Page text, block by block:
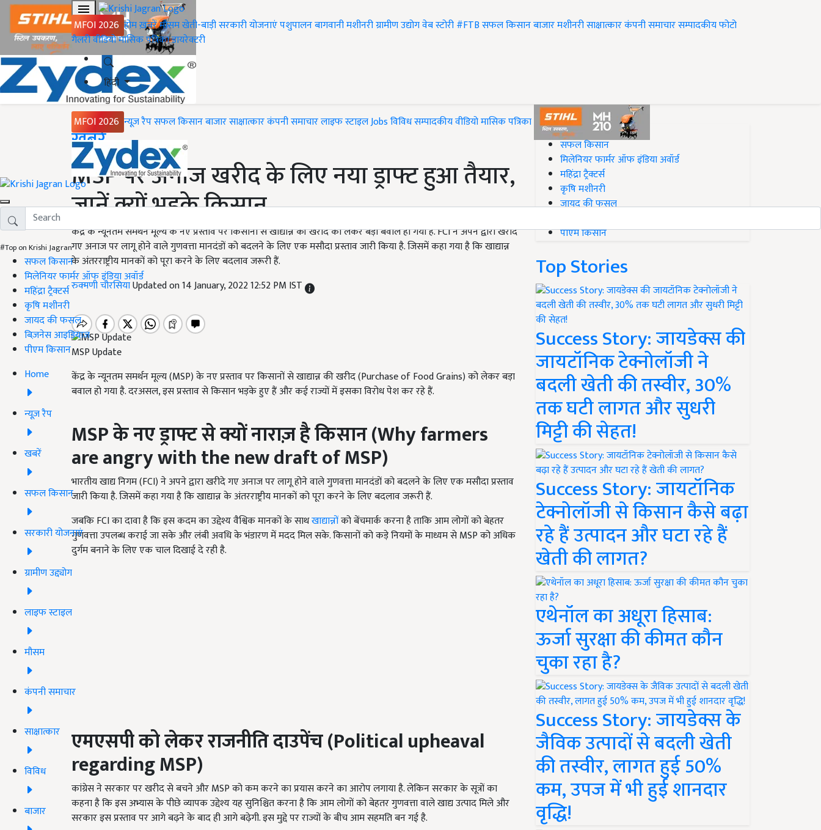
MFOI 2026 होमख़बरेंमौसमखेती-बाड़ीसरकारी योजनाएंपशुपालनबागवानीमशीनरीग्रामीण उद्योगवेब स्टोरी#FTBसफल किसानबाजारमशीनरीसाक्षात्कारकंपनी समाचारसम्पादकीयफोटो
गैलरीवीडियोमासिक पत्रिकाडायरेक्टरी
हिंदी
MFOI 2026 न्यूज़ रैपसफल किसानबाजारसाक्षात्कारकंपनी समाचारलाइफ स्टाइलJobsविविधसम्पादकीयवीडियोमासिक पत्रिका
#Top on Krishi Jagran
सफल किसान
मिलेनियर फार्मर ऑफ इंडिया अवॉर्ड
महिंद्रा ट्रैक्टर्स
कृषि मशीनरी
जायद की फसल
बिज़नेस आइडियाज
पीएम किसान
Home
न्यूज़ रैप
खबरें
सफल किसान
सरकारी योजनाएं
ग्रामीण उद्द्योग
लाइफ स्टाइल
मौसम
कंपनी समाचार
साक्षात्कार
विविध
बाजार
Home
ख़बरें
MSP पर अनाज खरीद के लिए नया ड्राफ्ट हुआ तैयार,
जानें क्यों भड़के किसान
केंद्र के न्यूनतम समर्थन मूल्य के नए प्रस्ताव पर किसानों से खाद्यान्न की खरीद को लेकर बड़ा बवाल हो गया है. FCI ने अपने द्वारा खरीदे
गए अनाज पर लागू होने वाले गुणवत्ता मानदंडों को बदलने के लिए एक मसौदा प्रस्ताव जारी किया है. जिसमें कहा गया है कि खाद्यान्न
के अंतरराष्ट्रीय मानकों को पूरा करने के लिए बदलाव जरूरी हैं.
रुक्मणी चौरसियाUpdated on 14 January, 2022 12:52 PM IST
MSP Update
केंद्र के न्यूनतम समर्थन मूल्य (MSP) के नए प्रस्ताव पर किसानों से खाद्यान्न की खरीद (Purchase of Food Grains) को लेकर बड़ा
बवाल हो गया है. दरअसल, इस प्रस्ताव से किसान भड़के हुए हैं और कई राज्यों में इसका विरोध पेश कर रहे हैं.
MSPके नए ड्राफ्ट से क्यों नाराज़ है किसान (Why farmers
are angry with the new draft of MSP)
भारतीय खाद्य निगम (FCI) ने अपने द्वारा खरीदे गए अनाज पर लागू होने वाले गुणवत्ता मानदंडों को बदलने के लिए एक मसौदा प्रस्ताव
जारी किया है. जिसमें कहा गया है कि खाद्यान्न के अंतरराष्ट्रीय मानकों को पूरा करने के लिए बदलाव जरूरी हैं.
जबकि FCI का दावा है कि इस कदम का उद्देश्य वैश्विक मानकों के साथखाद्यान्नोंको बेंचमार्क करना है ताकि आम लोगों को बेहतर
गुणवत्ता उपलब्ध कराई जा सके और लंबी अवधि के भंडारण में मदद मिल सके. किसानों को कड़े नियमों के माध्यम से MSP को अधिक
दुर्गम बनाने के लिए एक चाल दिखाई दे रही है.
एमएसपी को लेकर राजनीति दाउपेंच (Political upheaval
regarding MSP)
कांग्रेस ने सरकार पर खरीद से बचने और MSP को कम करने का प्रयास करने का आरोप लगाया है. लेकिन सरकार के सूत्रों का
कहना है कि इस अभ्यास के पीछे व्यापक उद्देश्य यह सुनिश्चित करना है कि आम लोगों को बेहतर गुणवत्ता वाले खाद्य उत्पाद मिले और
सरकार इस प्रस्ताव पर आगे बढ़ने के बाद ही आगे बढ़ेगी. इस मुद्दे पर राज्यों के बीच आम सहमति बन गई है.
#Top on Krishi Jagran
सफल किसान
मिलेनियर फार्मर ऑफ इंडिया अवॉर्ड
महिंद्रा ट्रैक्टर्स
कृषि मशीनरी
जायद की फसल
पीएम किसान
Top Stories
Success Story: जायडेक्स की
जायटॉनिक टेक्नोलॉजी ने
बदली खेती की तस्वीर, 30%
तक घटी लागत और सुधरी
मिट्टी की सेहत!
Success Story: जायटॉनिक
टेक्नोलॉजी से किसान कैसे बढ़ा
रहे हैं उत्पादन और घटा रहे हैं
खेती की लागत?
एथेनॉल का अधूरा हिसाब:
ऊर्जा सुरक्षा की कीमत कौन
चुका रहा है?
Success Story: जायडेक्स के
जैविक उत्पादों से बदली खेती
की तस्वीर, लागत हुई 50%
कम, उपज में भी हुई शानदार
वृद्धि!